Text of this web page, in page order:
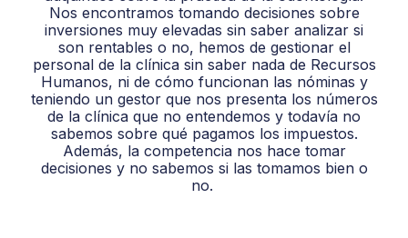
Nos encontramos tomando decisiones sobre
inversiones muy elevadas sin saber analizar si
son rentables o no, hemos de gestionar el
personal de la clínica sin saber nada de Recursos
Humanos, ni de cómo funcionan las nóminas y
teniendo un gestor que nos presenta los números
de la clínica que no entendemos y todavía no
sabemos sobre qué pagamos los impuestos.
Además, la competencia nos hace tomar
decisiones y no sabemos si las tomamos bien o
no.